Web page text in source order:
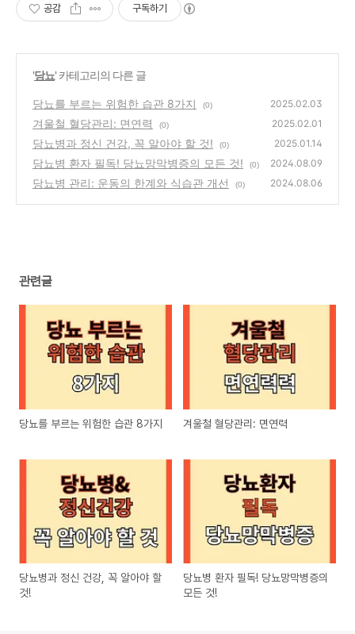
공감 구독하기
'당뇨' 카테고리의 다른 글
당뇨를 부르는 위험한 습관 8가지 (0) 2025.02.03
겨울철 혈당관리: 면연력 (0) 2025.02.01
당뇨병과 정신 건강, 꼭 알아야 할 것! (0) 2025.01.14
당뇨병 환자 필독! 당뇨망막병증의 모든 것! (0) 2024.08.09
당뇨병 관리: 운동의 한계와 식습관 개선 (0) 2024.08.06
관련글
당뇨를 부르는 위험한 습관 8가지 겨울철 혈당관리: 면연력
당뇨병과 정신 건강, 꼭 알아야 할
것!
당뇨병 환자 필독! 당뇨망막병증의
모든 것!